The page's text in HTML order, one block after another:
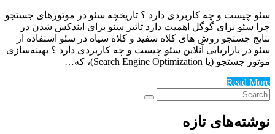
سئو چیست و چه کاربردی دارد ؟ تاریخچه سئو در موتورهای جستجو
چرا سئو برای گوگل اهمیت دارد تاثیر سئو برای ایندکس شدن در
نتایج جستجو روش های کلاه سفید و کلاه سیاه در سئو استفاده از
سئو در بازاریابی آنلاین سئو چیست و چه کاربردی دارد ؟ بهینه‌سازی
موتور جستجو (یا Search Engine Optimization)، که…
Read More
نوشته‌های تازه